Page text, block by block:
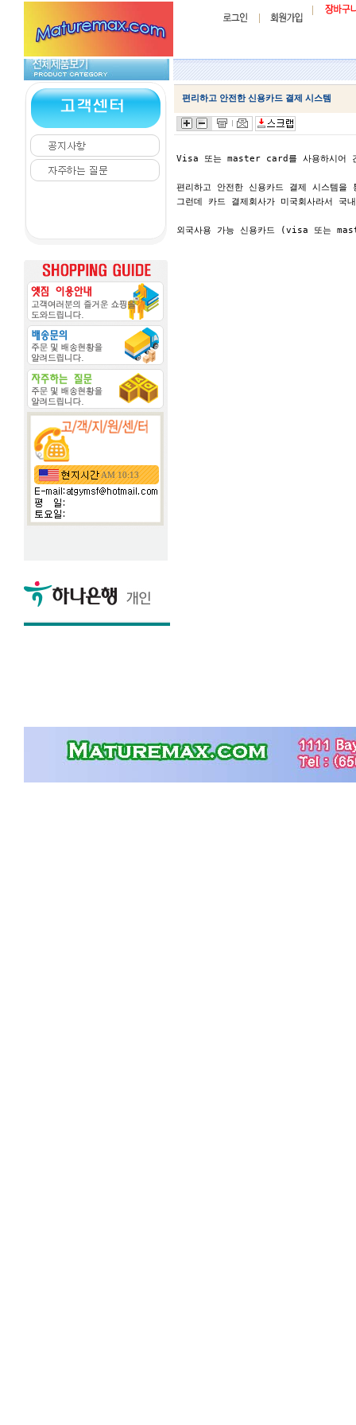
AM 10:13
편리하고 안전한 신용카드 결제 시스템
Visa 또는 master card를 사용하시어
편리하고 안전한 신용카드 결제 시스템
그런데 카드 결제회사가 미국회사라서
외국사용 가능 신용카드 (visa 또는